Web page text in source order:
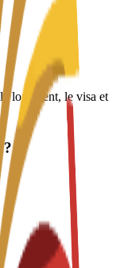
logement, le visa et
?